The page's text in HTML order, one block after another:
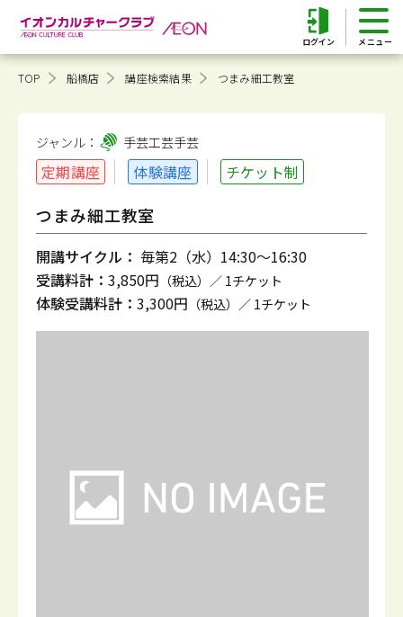
ログイン
TOP 船橋店 講座検索結果 つまみ細工教室
ジャンル： 手芸工芸手芸
定期講座 体験講座 チケット制
つまみ細工教室
開講サイクル： 毎第2（水）14:30～16:30
受講料計： 3,850円 （税込）／ 1チケット
体験受講料計： 3,300円 （税込）／ 1チケット